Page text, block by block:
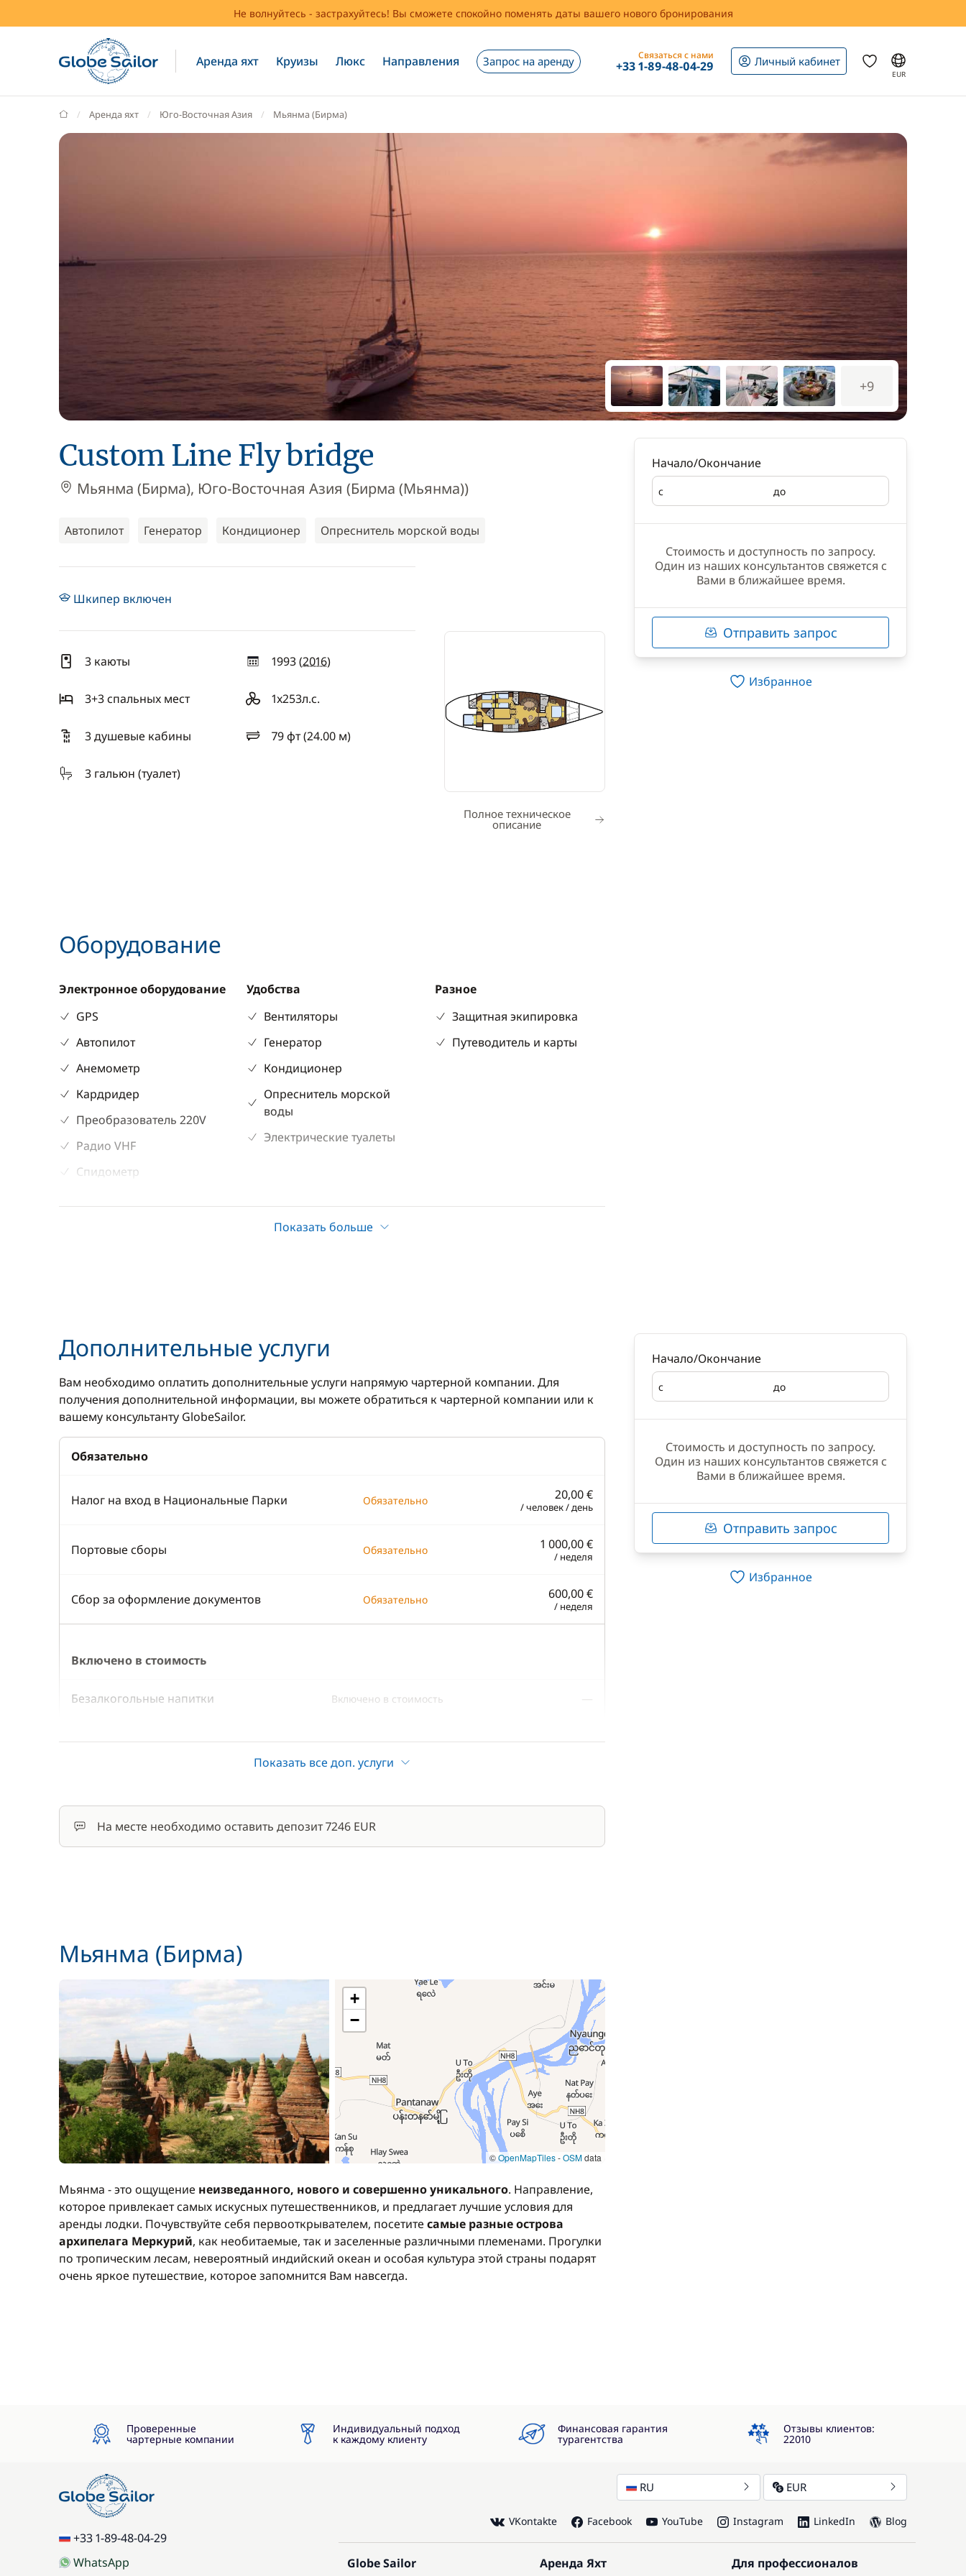
Не волнуйтесь - застрахуйтесь! Вы сможете спокойно поменять даты вашего нового бронирования
Аренда яхт Круизы Люкс Направления Запрос на аренду Связаться с нами
+33 1-89-48-04-29 Личный кабинет
EUR
GlobeSailor
Аренда яхт Юго-Восточная Азия Мьянма (Бирма)
+9
Custom Line Fly bridge
Мьянма (Бирма), Юго-Восточная Азия (Бирма (Мьянма))
Автопилот Генератор Кондиционер Опреснитель морской воды
Шкипер включен
3 каюты 1993 (2016)
год
3+3 спальныx мест
1x253л.с.
двигатель
3 душевые кабины
79 фт (24.00 м)
длина
3 гальюн (туалет)
Полное техническое
описание
Оборудование
Электронное оборудование
GPS
Автопилот
Анемометр
Кардридер
Преобразователь 220V
Радио VHF
Спидометр
Удобства
Вентиляторы
Генератор
Кондиционер
Опреснитель морской
воды
Электрические туалеты
Разное
Защитная экипировка
Путеводитель и карты
Тиковая палуба
Электрическая лебёдка
Морозилка
Тостер
Маски и трубки
Настольные игры
Показать больше
Начало/Окончание
с
Начало до
Окончание
Стоимость и доступность по запросу.
Один из наших консультантов свяжется с
Вами в ближайшее время.
Отправить запрос
Избранное
Дополнительные услуги
Вам необходимо оплатить дополнительные услуги напрямую чартерной компании. Для
получения дополнительной информации, вы можете обратиться к чартерной компании или к
вашему консультанту GlobeSailor.
Обязательно
Налог на вход в Национальные Парки Обязательно 20,00 €
/ человек / день
Портовые сборы Обязательно 1 000,00 €
/ неделя
Сбор за оформление документов Обязательно 600,00 €
/ неделя
Включено в стоимость
Безалкогольные напитки Включено в стоимость
Кок/Повар Включено в стоимость —
НДС
Подвесной двигатель Включено в стоимость —
Полный пансион Включено в стоимость —
Полотенца Включено в стоимость —
Постельное белье Включено в стоимость —
Продовольствие Включено в стоимость —
Судовые запасы (газ...) Включено в стоимость —
Трансфер Включено в стоимость
Финальная уборка Включено в стоимость
Показать все доп. услуги
На месте необходимо оставить депозит 7246 EUR
Мьянма (Бирма)
+
−
©OpenMapTiles-OSMdata
Мьянма - это ощущение неизведанного, нового и совершенно уникального. Направление,
которое привлекает самых искусных путешественников, и предлагает лучшие условия для
аренды лодки. Почувствуйте себя первооткрывателем, посетите самые разные острова
архипелага Меркурий, как необитаемые, так и заселенные различными племенами. Прогулки
по тропическим лесам, невероятный индийский океан и особая культура этой страны подарят
очень яркое путешествие, которое запомнится Вам навсегда.
Начало/Окончание
с
Начало до
Окончание
Стоимость и доступность по запросу.
Один из наших консультантов свяжется с
Вами в ближайшее время.
Отправить запрос
Избранное
Проверенные
чартерные компании
Индивидуальный подход
к каждому клиенту
Финансовая гарантия
турагентства
4.3
Отзывы клиентов:
22010
+33 1-89-48-04-29
WhatsApp
RU EUR
VKontakte Facebook YouTube Instagram LinkedIn Blog
Globe Sailor Аренда Яхт Для профессионалов